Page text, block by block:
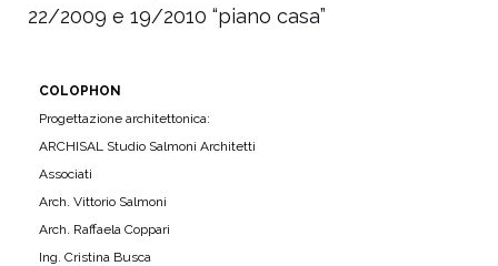
22/2009 e 19/2010 “piano casa”
COLOPHON
Progettazione architettonica:
ARCHISAL Studio Salmoni Architetti
Associati
Arch. Vittorio Salmoni
Arch. Raffaela Coppari
Ing. Cristina Busca